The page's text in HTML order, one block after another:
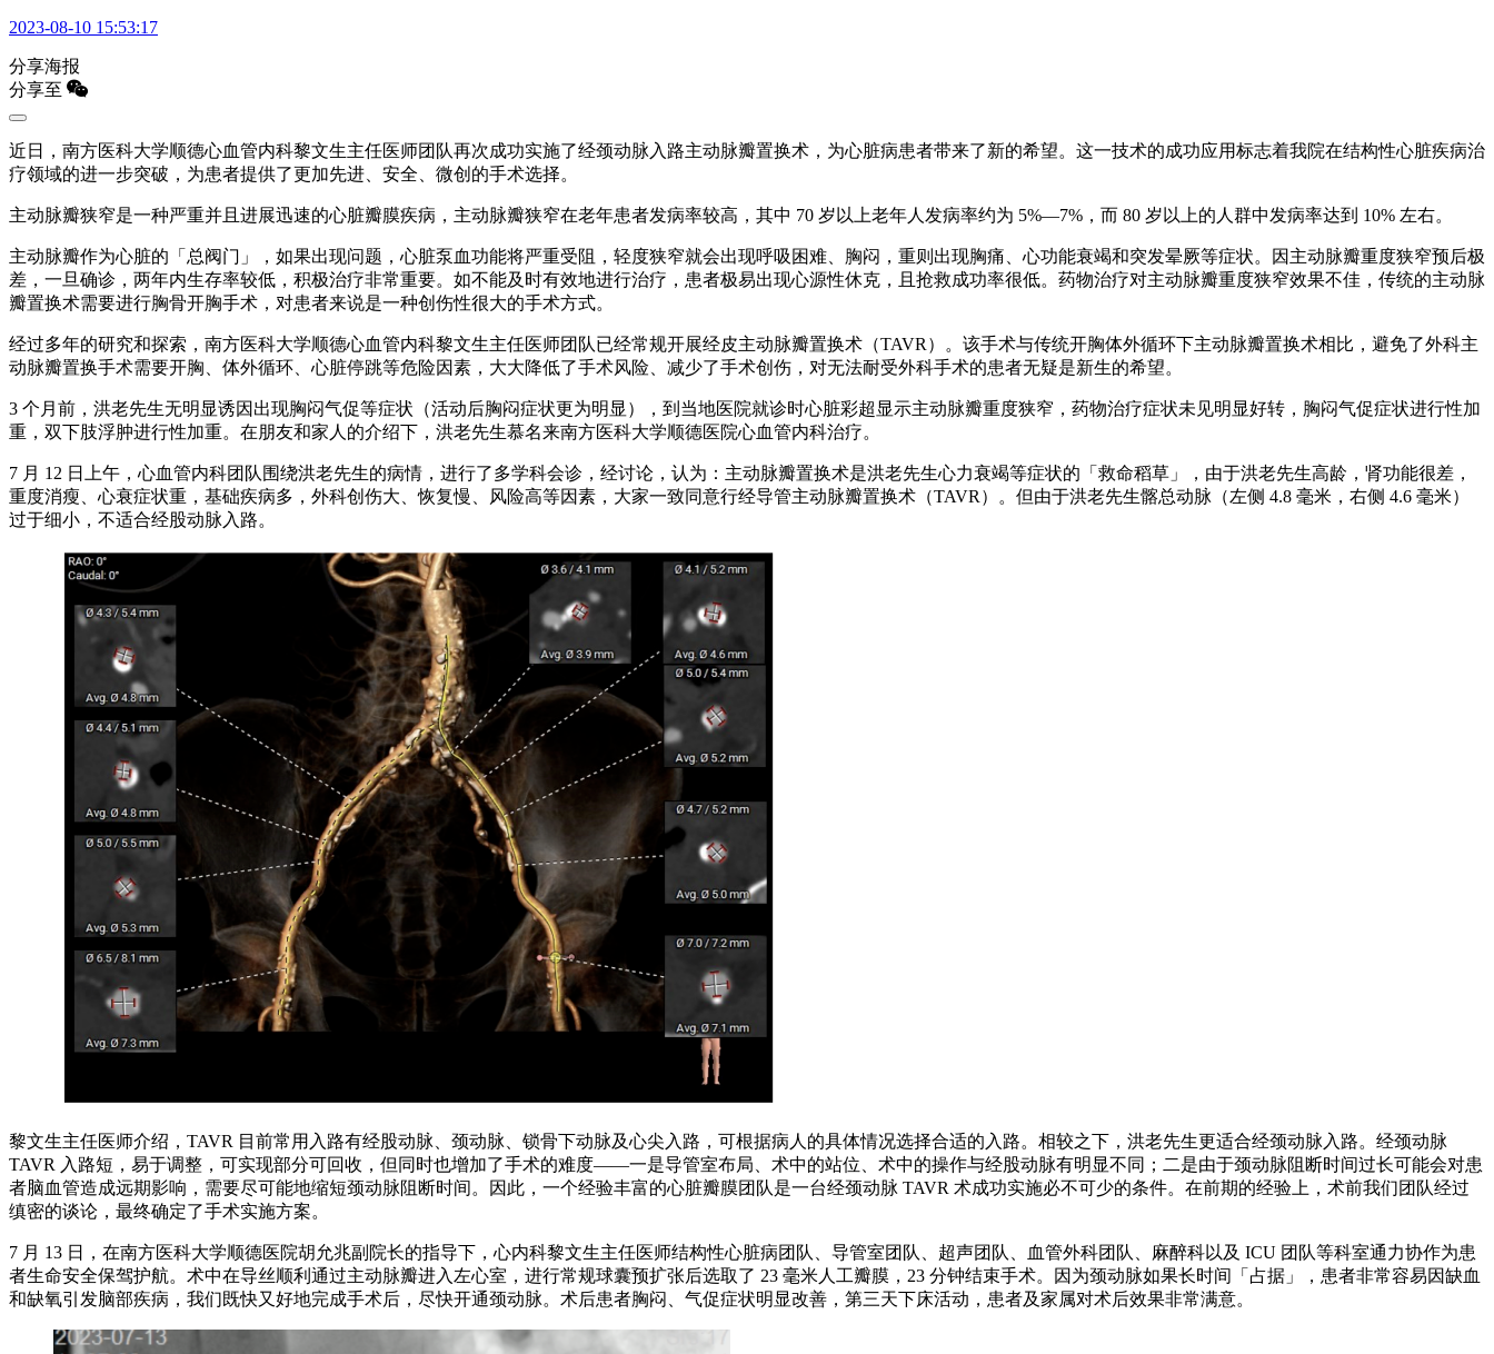
2023-08-10 15:53:17
分享海报
分享至
近日，南方医科大学顺德心血管内科黎文生主任医师团队再次成功实施了经颈动脉入路主动脉瓣置换术，为心脏病患者带来了新的希望。这一技术的成功应用标志着我院在结构性心脏疾病治
疗领域的进一步突破，为患者提供了更加先进、安全、微创的手术选择。
主动脉瓣狭窄是一种严重并且进展迅速的心脏瓣膜疾病，主动脉瓣狭窄在老年患者发病率较高，其中 70 岁以上老年人发病率约为 5%—7%，而 80 岁以上的人群中发病率达到 10% 左右。
主动脉瓣作为心脏的「总阀门」，如果出现问题，心脏泵血功能将严重受阻，轻度狭窄就会出现呼吸困难、胸闷，重则出现胸痛、心功能衰竭和突发晕厥等症状。因主动脉瓣重度狭窄预后极
差，一旦确诊，两年内生存率较低，积极治疗非常重要。如不能及时有效地进行治疗，患者极易出现心源性休克，且抢救成功率很低。药物治疗对主动脉瓣重度狭窄效果不佳，传统的主动脉
瓣置换术需要进行胸骨开胸手术，对患者来说是一种创伤性很大的手术方式。
经过多年的研究和探索，南方医科大学顺德心血管内科黎文生主任医师团队已经常规开展经皮主动脉瓣置换术（TAVR）。该手术与传统开胸体外循环下主动脉瓣置换术相比，避免了外科主
动脉瓣置换手术需要开胸、体外循环、心脏停跳等危险因素，大大降低了手术风险、减少了手术创伤，对无法耐受外科手术的患者无疑是新生的希望。
3 个月前，洪老先生无明显诱因出现胸闷气促等症状（活动后胸闷症状更为明显），到当地医院就诊时心脏彩超显示主动脉瓣重度狭窄，药物治疗症状未见明显好转，胸闷气促症状进行性加
重，双下肢浮肿进行性加重。在朋友和家人的介绍下，洪老先生慕名来南方医科大学顺德医院心血管内科治疗。
7 月 12 日上午，心血管内科团队围绕洪老先生的病情，进行了多学科会诊，经讨论，认为：主动脉瓣置换术是洪老先生心力衰竭等症状的「救命稻草」，由于洪老先生高龄，肾功能很差，
重度消瘦、心衰症状重，基础疾病多，外科创伤大、恢复慢、风险高等因素，大家一致同意行经导管主动脉瓣置换术（TAVR）。但由于洪老先生髂总动脉（左侧 4.8 毫米，右侧 4.6 毫米）
过于细小，不适合经股动脉入路。
黎文生主任医师介绍，TAVR 目前常用入路有经股动脉、颈动脉、锁骨下动脉及心尖入路，可根据病人的具体情况选择合适的入路。相较之下，洪老先生更适合经颈动脉入路。经颈动脉
TAVR 入路短，易于调整，可实现部分可回收，但同时也增加了手术的难度——一是导管室布局、术中的站位、术中的操作与经股动脉有明显不同；二是由于颈动脉阻断时间过长可能会对患
者脑血管造成远期影响，需要尽可能地缩短颈动脉阻断时间。因此，一个经验丰富的心脏瓣膜团队是一台经颈动脉 TAVR 术成功实施必不可少的条件。在前期的经验上，术前我们团队经过
缜密的谈论，最终确定了手术实施方案。
7 月 13 日，在南方医科大学顺德医院胡允兆副院长的指导下，心内科黎文生主任医师结构性心脏病团队、导管室团队、超声团队、血管外科团队、麻醉科以及 ICU 团队等科室通力协作为患
者生命安全保驾护航。术中在导丝顺利通过主动脉瓣进入左心室，进行常规球囊预扩张后选取了 23 毫米人工瓣膜，23 分钟结束手术。因为颈动脉如果长时间「占据」，患者非常容易因缺血
和缺氧引发脑部疾病，我们既快又好地完成手术后，尽快开通颈动脉。术后患者胸闷、气促症状明显改善，第三天下床活动，患者及家属对术后效果非常满意。